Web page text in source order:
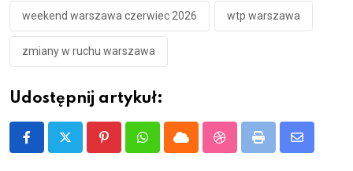
weekend warszawa czerwiec 2026 wtp warszawa
zmiany w ruchu warszawa
Udostępnij artykuł:
PinterestWhatsappCloud StumbleUpon
Print
Share